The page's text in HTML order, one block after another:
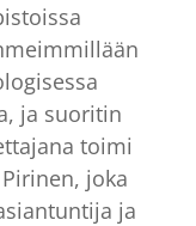
ja suoritin
toimi
joka
ja